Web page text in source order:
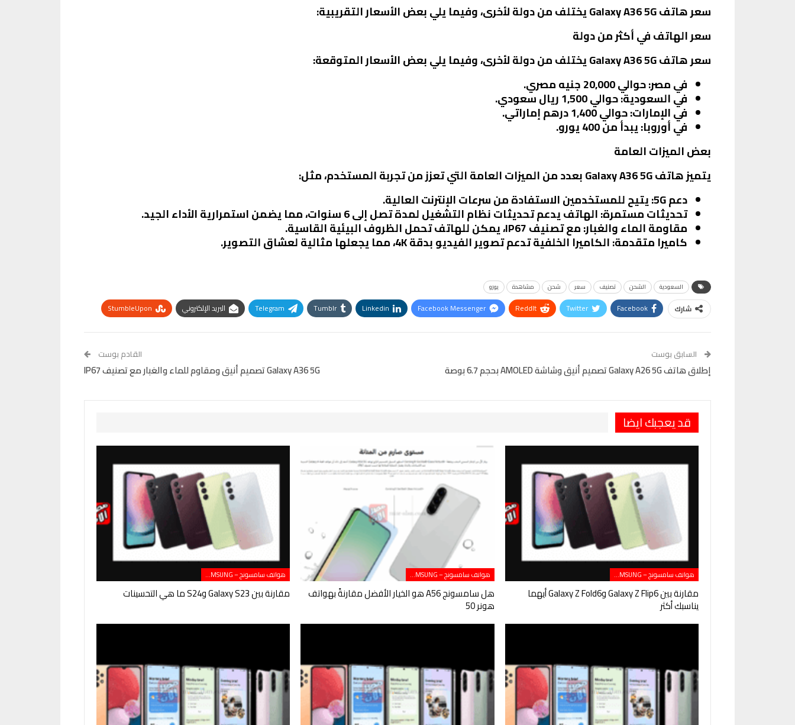
سعر هاتف Galaxy A36 5G يختلف من دولة لأخرى، وفيما يلي بعض الأسعار التقريبية:
سعر الهاتف في أكثر من دولة
سعر هاتف Galaxy A36 5G يختلف من دولة لأخرى، وفيما يلي بعض الأسعار المتوقعة:
في مصر: حوالي 20,000 جنيه مصري.
في السعودية: حوالي 1,500 ريال سعودي.
في الإمارات: حوالي 1,400 درهم إماراتي.
في أوروبا: يبدأ من 400 يورو.
بعض الميزات العامة
يتميز هاتف Galaxy A36 5G بعدد من الميزات العامة التي تعزز من تجربة المستخدم، مثل:
دعم 5G
: يتيح للمستخدمين الاستفادة من سرعات الإنترنت العالية.
تحديثات مستمرة: الهاتف يدعم تحديثات نظام التشغيل لمدة تصل إلى 6 سنوات، مما يضمن استمرارية الأداء الجيد.
مقاومة الماء والغبار: مع تصنيف IP67، يمكن للهاتف تحمل الظروف البيئية القاسية.
كاميرا متقدمة: الكاميرا الخلفية تدعم تصوير الفيديو بدقة 4K، مما يجعلها مثالية لعشاق التصوير.
السعودية الشحن تصنيف سعر شحن مشاهدة يورو
شارك Facebook
Twitter
ReddIt
Facebook Messenger
Linkedin
Tumblr
Telegram البريد الإلكتروني
StumbleUpon
السابق بوست
إطلاق هاتف Galaxy A26 5G تصميم أنيق وشاشة AMOLED بحجم 6.7 بوصة
القادم بوست
Galaxy A36 5G تصميم أنيق ومقاوم للماء والغبار مع تصنيف IP67
قد يعجبك ايضا
هواتف سامسونج – SAMSUNG
مقارنة بين Galaxy Z Flip6 وGalaxy Z Fold6 أيهما
يناسبك أكثر
هواتف سامسونج – SAMSUNG
هل سامسونج A56 هو الخيار الأفضل مقارنةً بهواتف
هونر 50
هواتف سامسونج – SAMSUNG
مقارنة بين Galaxy S23 وS24 ما هي التحسينات